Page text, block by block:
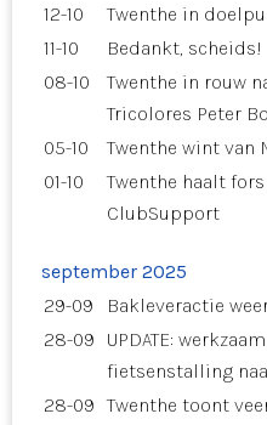
12-10
Twenthe in
11-10
Bedankt, scheids!
08-10
Twenthe in rouw
Tricolores Peter
05-10
Twenthe wint van
01-10
Twenthe haalt
ClubSupport
september 2025
29-09
Bakleveractie
28-09
UPDATE:
fietsenstalling
28-09 Twenthe toont